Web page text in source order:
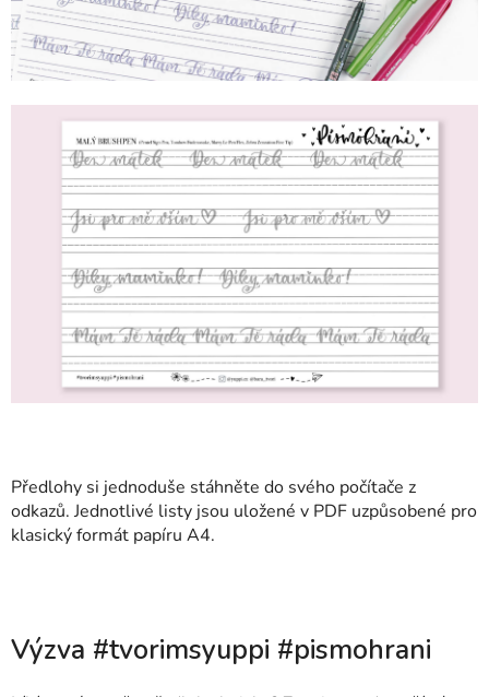
Předlohy si jednoduše stáhněte do svého počítače z
odkazů. Jednotlivé listy jsou uložené v PDF uzpůsobené pro
klasický formát papíru A4.
Výzva #tvorimsyuppi #pismohrani